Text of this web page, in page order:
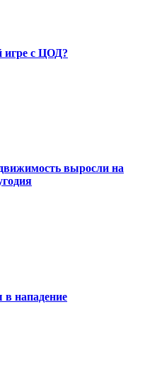
игре с ЦОД?
выросли на
в нападение